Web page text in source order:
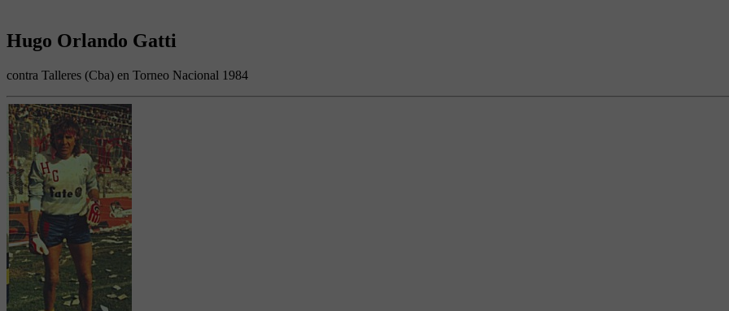
Hugo Orlando Gatti
contra Talleres (Cba) en Torneo Nacional 1984